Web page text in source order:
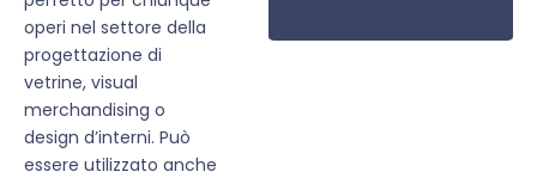
operi nel settore della
progettazione di
vetrine, visual
merchandising o
design d’interni. Può
essere utilizzato anche